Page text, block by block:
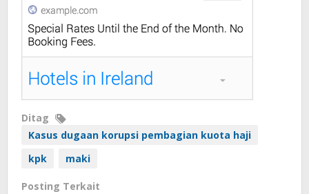
Ditag
Kasus dugaan korupsi pembagian kuota haji
kpk
maki
Posting Terkait